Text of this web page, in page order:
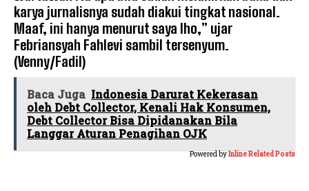
karya jurnalisnya sudah diakui tingkat nasional.
Maaf, ini hanya menurut saya lho,” ujar
Febriansyah Fahlevi sambil tersenyum.
(Venny/Fadil)
Baca Juga Indonesia Darurat Kekerasan
oleh Debt Collector, Kenali Hak Konsumen,
Debt Collector Bisa Dipidanakan Bila
Langgar Aturan Penagihan OJK
Powered byInline Related Posts